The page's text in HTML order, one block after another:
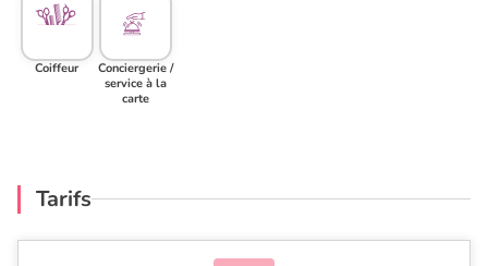
Coiffeur
Conciergerie /
service à la
carte
Tarifs